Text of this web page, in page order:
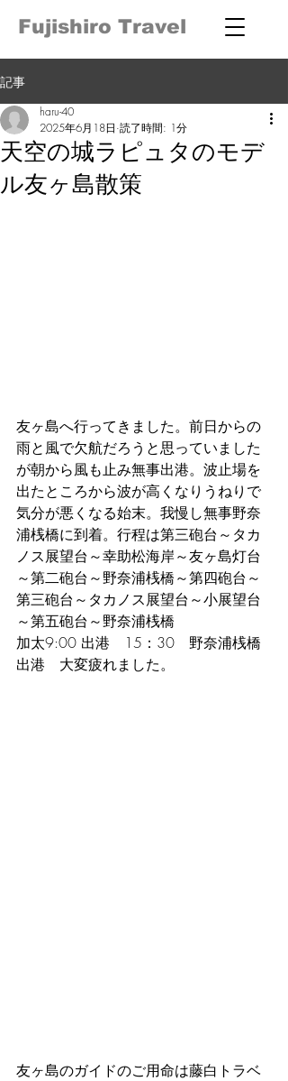
Fujishiro Travel
記事
天空の城ラピュタのモデ
ル友ヶ島散策
haru-40
2025年6月18日 読了時間: 1分
友ヶ島へ行ってきました。前日からの
雨と風で欠航だろうと思っていました
が朝から風も止み無事出港。波止場を
出たところから波が高くなりうねりで
気分が悪くなる始末。我慢し無事野奈
浦桟橋に到着。行程は第三砲台～タカ
ノス展望台～幸助松海岸～友ヶ島灯台
～第二砲台～野奈浦桟橋～第四砲台～
第三砲台～タカノス展望台～小展望台
～第五砲台～野奈浦桟橋
加太9:00 出港　15：30　野奈浦桟橋
出港　大変疲れました。
友ヶ島のガイドのご用命は藤白トラベ